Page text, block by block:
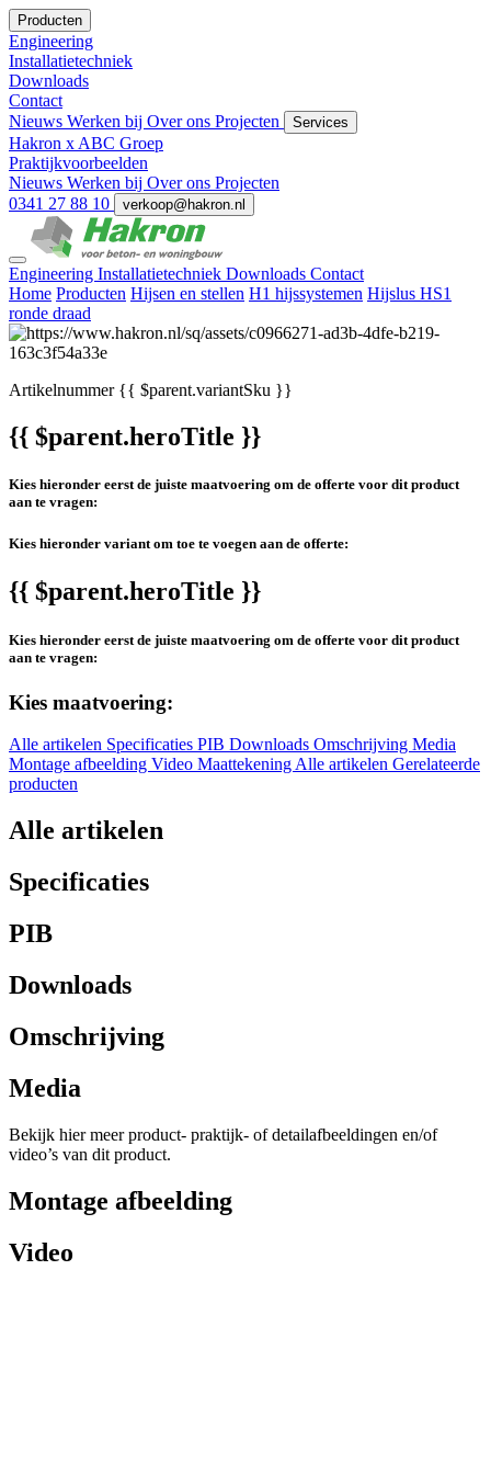
Producten
Engineering
Installatietechniek
Downloads
Contact
Nieuws Werken bij Over ons Projecten Services
Hakron x ABC Groep
Praktijkvoorbeelden
Nieuws Werken bij Over ons Projecten
0341 27 88 10
verkoop@hakron.nl
Engineering Installatietechniek Downloads Contact
Home Producten Hijsen en stellen H1 hijssystemen Hijslus HS1
ronde draad
Artikelnummer{{ $parent.variantSku }}
{{ $parent.heroTitle }}
Kies hieronder eerst de juiste maatvoering om de offerte voor dit product
aan te vragen:
Kies hieronder variant om toe te voegen aan de offerte:
{{ $parent.heroTitle }}
Kies hieronder eerst de juiste maatvoering om de offerte voor dit product
aan te vragen:
Kies maatvoering:
Alle artikelen Specificaties PIB Downloads Omschrijving Media
Montage afbeelding Video MaattekeningAlle artikelen Gerelateerde
producten
Alle artikelen
Specificaties
PIB
Downloads
Omschrijving
Media
Bekijk hier meer product- praktijk- of detailafbeeldingen en/of
video’s van dit product.
Montage afbeelding
Video